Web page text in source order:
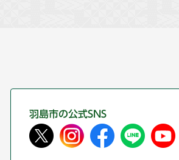
羽島市の公式SNS